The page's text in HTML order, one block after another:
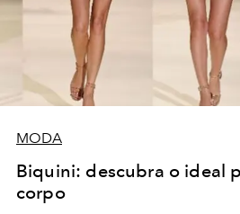
MODA
Biquini: descubra o ideal
corpo